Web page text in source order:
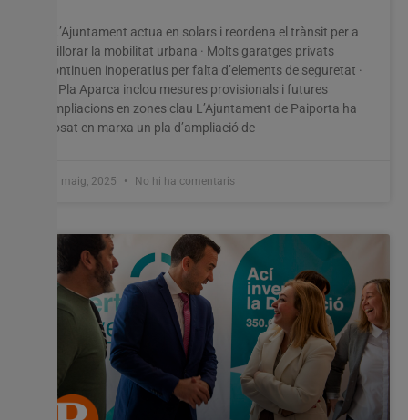
· L’Ajuntament actua en solars i reordena el trànsit per a
millorar la mobilitat urbana · Molts garatges privats
continuen inoperatius per falta d’elements de seguretat ·
El Pla Aparca inclou mesures provisionals i futures
ampliacions en zones clau L’Ajuntament de Paiporta ha
posat en marxa un pla d’ampliació de
13 maig, 2025 No hi ha comentaris